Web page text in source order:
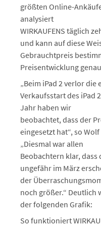
größten Online-
analysiert
WIRKAUFENS täglich
und kann auf diese
Gebrauchtpreis
Preisentwicklung
„Beim iPad 2 verlor
Verkaufsstart des iPad
Jahr haben wir
beobachtet, dass der
eingesetzt hat“, so
„Diesmal war allen
Beobachtern klar,
ungefähr im März
der
noch größer.“ Deutlich
der folgenden Grafik:
So funktioniert